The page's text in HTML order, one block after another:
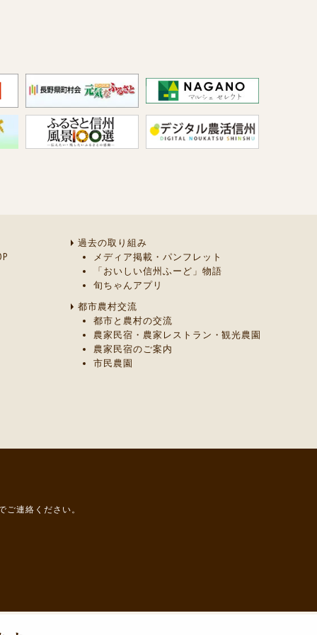
過去の取り組み
メディア掲載・パンフレット
「おいしい信州ふーど」物語
旬ちゃんアプリ
都市農村交流
都市と農村の交流
農家民宿・農家レストラン・観光農園
農家民宿のご案内
市民農園
連絡ください。